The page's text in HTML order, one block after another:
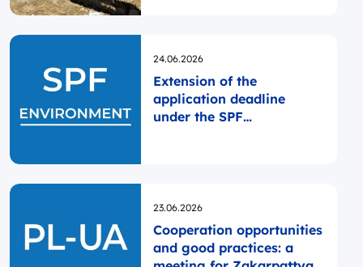
Opublikowano
24.06.2026
Extension of the
application deadline
under the SPF
Opublikowano
23.06.2026
Cooperation opportunities
and good practices: a